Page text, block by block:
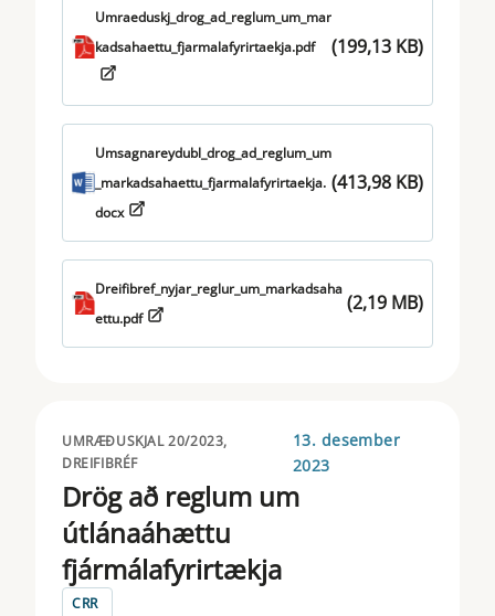
Umraeduskj_drog_ad_reglum_um_mar
kadsahaettu_fjarmalafyrirtaekja.pdf
(199,13 KB)
Umsagnareydubl_drog_ad_reglum_um
_markadsahaettu_fjarmalafyrirtaekja.
docx
(413,98 KB)
Dreifibref_nyjar_reglur_um_markadsaha
ettu.pdf
(2,19 MB)
UMRÆÐUSKJAL 20/2023,
DREIFIBRÉF
13. desember
2023
Drög að reglum um
útlánaáhættu
fjármálafyrirtækja
CRR